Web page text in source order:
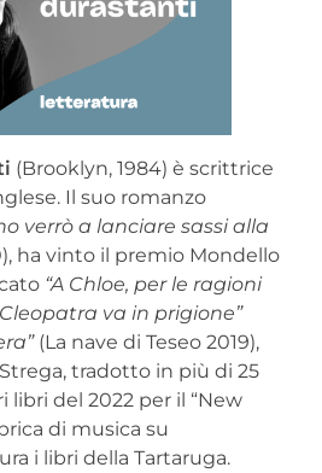
(Brooklyn, 1984) è scrittrice
Il suo romanzo
verrò a lanciare sassi alla
ha vinto il premio Mondello
“A Chloe, per le ragioni
va in prigione”
(La nave di Teseo 2019),
tradotto in più di 25
libri del 2022 per il “New
di musica su
i libri della Tartaruga.